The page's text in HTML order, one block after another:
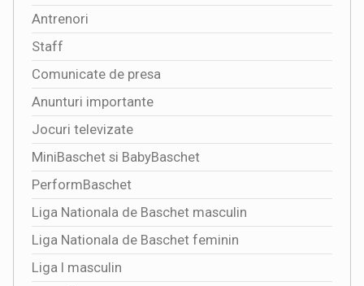
Antrenori
Staff
Comunicate de presa
Anunturi importante
Jocuri televizate
MiniBaschet si BabyBaschet
PerformBaschet
Liga Nationala de Baschet masculin
Liga Nationala de Baschet feminin
Liga I masculin